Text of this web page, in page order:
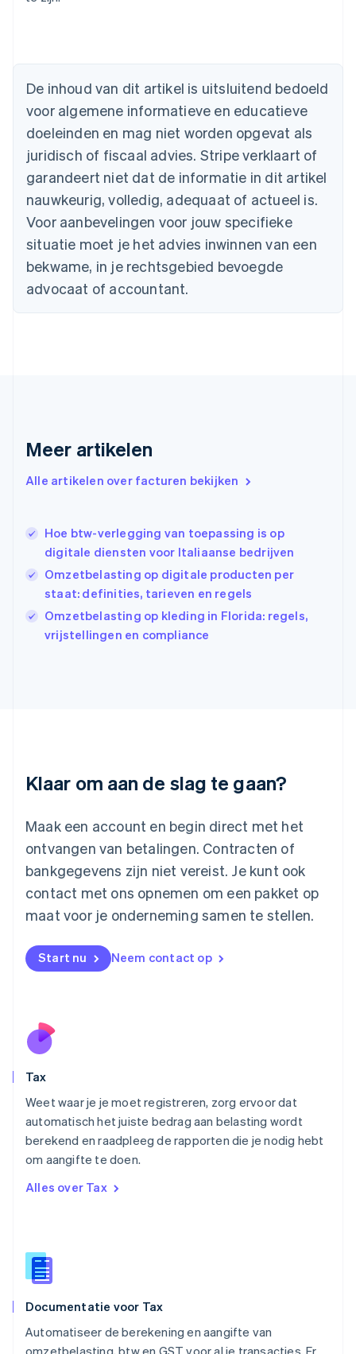
De inhoud van dit artikel is uitsluitend bedoeld
voor algemene informatieve en educatieve
doeleinden en mag niet worden opgevat als
juridisch of fiscaal advies. Stripe verklaart of
garandeert niet dat de informatie in dit artikel
nauwkeurig, volledig, adequaat of actueel is.
Voor aanbevelingen voor jouw specifieke
situatie moet je het advies inwinnen van een
bekwame, in je rechtsgebied bevoegde
advocaat of accountant.
Meer artikelen
Alle artikelen over facturen bekijken
Hoe btw-verlegging van toepassing is op
digitale diensten voor Italiaanse bedrijven
Omzetbelasting op digitale producten per
staat: definities, tarieven en regels
Omzetbelasting op kleding in Florida: regels,
vrijstellingen en compliance
Klaar om aan de slag te gaan?
Maak een account en begin direct met het
ontvangen van betalingen. Contracten of
bankgegevens zijn niet vereist. Je kunt ook
contact met ons opnemen om een pakket op
maat voor je onderneming samen te stellen.
Start nu Neem contact op
Tax
Weet waar je je moet registreren, zorg ervoor dat
automatisch het juiste bedrag aan belasting wordt
berekend en raadpleeg de rapporten die je nodig hebt
om aangifte te doen.
Alles over Tax
Documentatie voor Tax
Automatiseer de berekening en aangifte van
Australië
België
Nederlands FrançaisDeutschEnglish
Brazilië
Português English
Bulgarije
English
English Français
Cyprus
Denemarken
English
English
Griekenland
English
Hongkong SAR, China
English 简体中文
Ierland
India
English
Italië
Litouwen
Luxemburg
Maleisië
English简体中文
Malta
English
Mexico
Nederland
NederlandsEnglish
English
Oostenrijk
English
Portugal
English
Roemenië
English
Singapore
English 简体中文
English
Spanje
Thailand
ไทยEnglish
Tsjechië